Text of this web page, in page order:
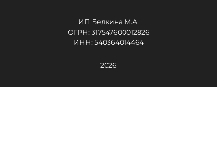
ИП Белкина М.А.
ОГРН: 317547600012826
ИНН: 540364014464
2026